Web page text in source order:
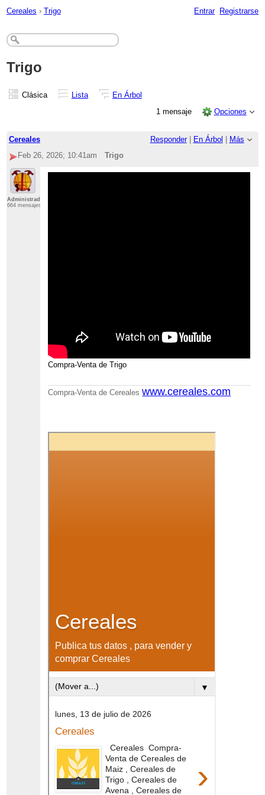
Cereales › Trigo Entrar Registrarse
Trigo
Clásica Lista
En Árbol
1 mensaje
Opciones
Cereales Responder| En Árbol
Más
Feb 26, 2026; 10:41am
Trigo
Administrador
664 mensajes
Compra-Venta de Trigo
Compra-Venta de Cerealeswww.cereales.com